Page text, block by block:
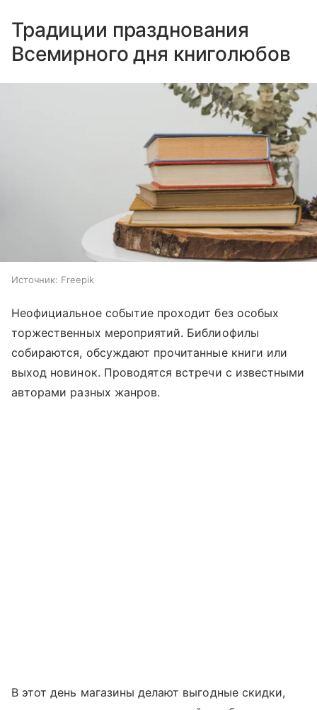
Традиции празднования
Всемирного дня книголюбов
Источник: Freepik
Неофициальное событие проходит без особых
торжественных мероприятий. Библиофилы
собираются, обсуждают прочитанные книги или
выход новинок. Проводятся встречи с известными
авторами разных жанров.
В этот день магазины делают выгодные скидки,